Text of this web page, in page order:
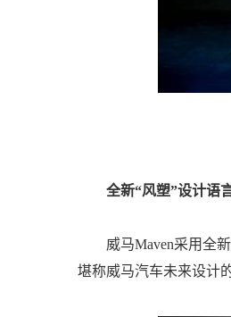
全新“风塑”设计语
威马Maven采用全新
堪称威马汽车未来设计